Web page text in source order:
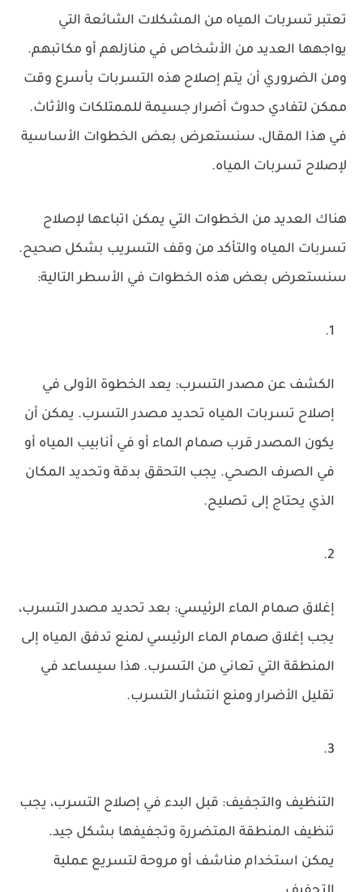
تعتبر تسربات المياه من المشكلات الشائعة التي
يواجهها العديد من الأشخاص في منازلهم أو مكاتبهم.
ومن الضروري أن يتم إصلاح هذه التسربات بأسرع وقت
ممكن لتفادي حدوث أضرار جسيمة للممتلكات والأثاث.
في هذا المقال، سنستعرض بعض الخطوات الأساسية
لإصلاح تسربات المياه.
هناك العديد من الخطوات التي يمكن اتباعها لإصلاح
تسربات المياه والتأكد من وقف التسريب بشكل صحيح.
سنستعرض بعض هذه الخطوات في الأسطر التالية:
الكشف عن مصدر التسرب: يعد الخطوة الأولى في
إصلاح تسربات المياه تحديد مصدر التسرب. يمكن أن
يكون المصدر قرب صمام الماء أو في أنابيب المياه أو
في الصرف الصحي. يجب التحقق بدقة وتحديد المكان
الذي يحتاج إلى تصليح.
إغلاق صمام الماء الرئيسي: بعد تحديد مصدر التسرب،
يجب إغلاق صمام الماء الرئيسي لمنع تدفق المياه إلى
المنطقة التي تعاني من التسرب. هذا سيساعد في
تقليل الأضرار ومنع انتشار التسرب.
التنظيف والتجفيف: قبل البدء في إصلاح التسرب، يجب
تنظيف المنطقة المتضررة وتجفيفها بشكل جيد.
يمكن استخدام مناشف أو مروحة لتسريع عملية